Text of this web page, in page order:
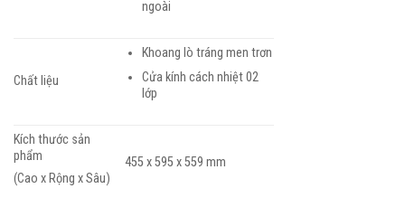
ngoài
Chất liệu
Khoang lò tráng men trơn
Cửa kính cách nhiệt 02
lớp
Kích thước sản
phẩm
(Cao x Rộng x Sâu)
455 x 595 x 559 mm